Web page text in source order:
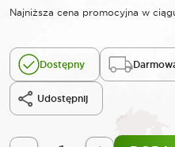
Najniższa cena promocyjna w
Dostępny
Udostępnij